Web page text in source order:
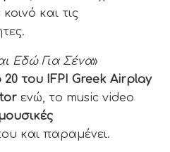
και τις
Εδώ Για Σένα»
20 του IFPI Greek Airplay
ενώ, το music video
και παραμένει.